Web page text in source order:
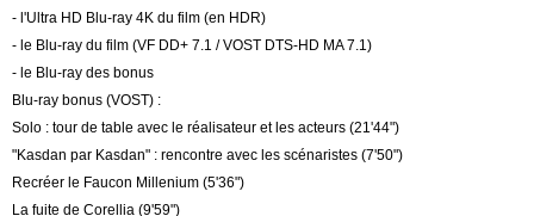
- l'Ultra HD Blu-ray 4K du film (en HDR)
- le Blu-ray du film (VF DD+ 7.1 / VOST DTS-HD MA 7.1)
- le Blu-ray des bonus
Blu-ray bonus (VOST) :
Solo : tour de table avec le réalisateur et les acteurs (21'44")
"Kasdan par Kasdan" : rencontre avec les scénaristes (7'50")
Recréer le Faucon Millenium (5'36")
La fuite de Corellia (9'59")